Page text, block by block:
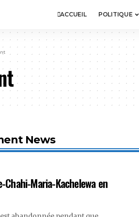
ACCUEIL POLITIQUE
News
Chahi-Maria-Kachelewa en